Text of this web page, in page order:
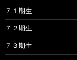
７１期生
７２期生
７３期生